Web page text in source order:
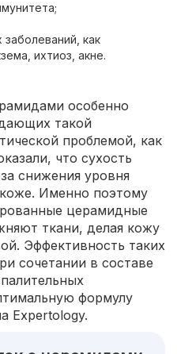
заболеваний, как
ихтиоз, акне.
особенно
такой
проблемой, как
что сухость
снижения уровня
Именно поэтому
церамидные
ткани, делая кожу
Эффективность таких
сочетании в составе
формулу
Expertology.